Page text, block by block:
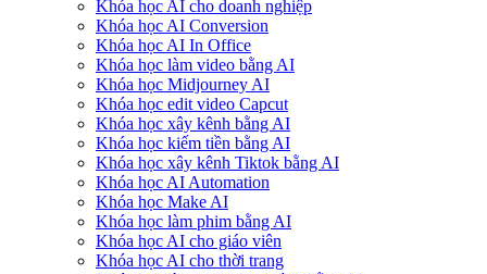
Khóa học AI cho doanh nghiệp
Khóa học AI Conversion
Khóa học AI In Office
Khóa học làm video bằng AI
Khóa học Midjourney AI
Khóa học edit video Capcut
Khóa học xây kênh bằng AI
Khóa học kiếm tiền bằng AI
Khóa học xây kênh Tiktok bằng AI
Khóa học AI Automation
Khóa học Make AI
Khóa học làm phim bằng AI
Khóa học AI cho giáo viên
Khóa học AI cho thời trang